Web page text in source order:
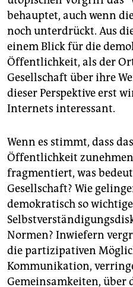
behauptet, auch wenn
noch unterdrückt. Aus
einem Blick für die
Öffentlichkeit, als der
Gesellschaft über ihre
dieser Perspektive erst
Internets interessant.
Wenn es stimmt, dass
Öffentlichkeit
fragmentiert, was
Gesellschaft? Wie
demokratisch so
Normen? Inwiefern
die partizipativen
Kommunikation,
Gemeinsamkeiten,